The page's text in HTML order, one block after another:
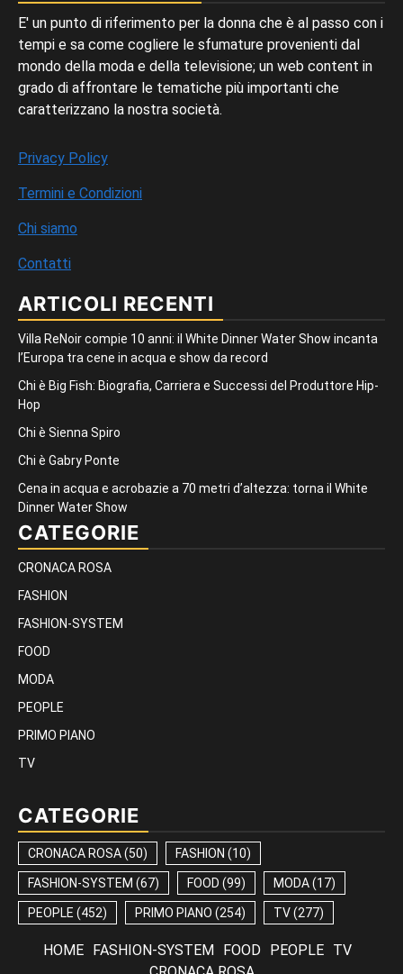
E' un punto di riferimento per la donna che è al passo con i
tempi e sa come cogliere le sfumature provenienti dal
mondo della moda e della televisione; un web content in
grado di affrontare le tematiche più importanti che
caratterizzano la nostra società.
Privacy Policy
Termini e Condizioni
Chi siamo
Contatti
ARTICOLI RECENTI
Villa ReNoir compie 10 anni: il White Dinner Water Show incanta
l’Europa tra cene in acqua e show da record
Chi è Big Fish: Biografia, Carriera e Successi del Produttore Hip-
Hop
Chi è Sienna Spiro
Chi è Gabry Ponte
Cena in acqua e acrobazie a 70 metri d’altezza: torna il White
Dinner Water Show
CATEGORIE
CRONACA ROSA
FASHION
FASHION-SYSTEM
FOOD
MODA
PEOPLE
PRIMO PIANO
TV
CATEGORIE
CRONACA ROSA(50) FASHION (10)
FASHION-SYSTEM (67) FOOD (99) MODA(17)
PEOPLE (452) PRIMO PIANO (254) TV(277)
HOME FASHION-SYSTEM FOOD PEOPLE
TV